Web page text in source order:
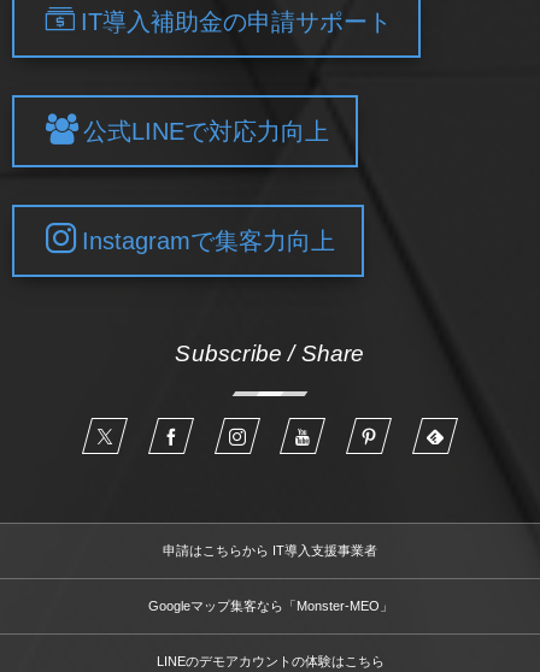
IT導入補助金の申請サポート
公式LINEで対応力向上
Instagramで集客力向上
Subscribe / Share
申請はこちらから IT導入支援事業者
Googleマップ集客なら「Monster-MEO」
LINEのデモアカウントの体験はこちら